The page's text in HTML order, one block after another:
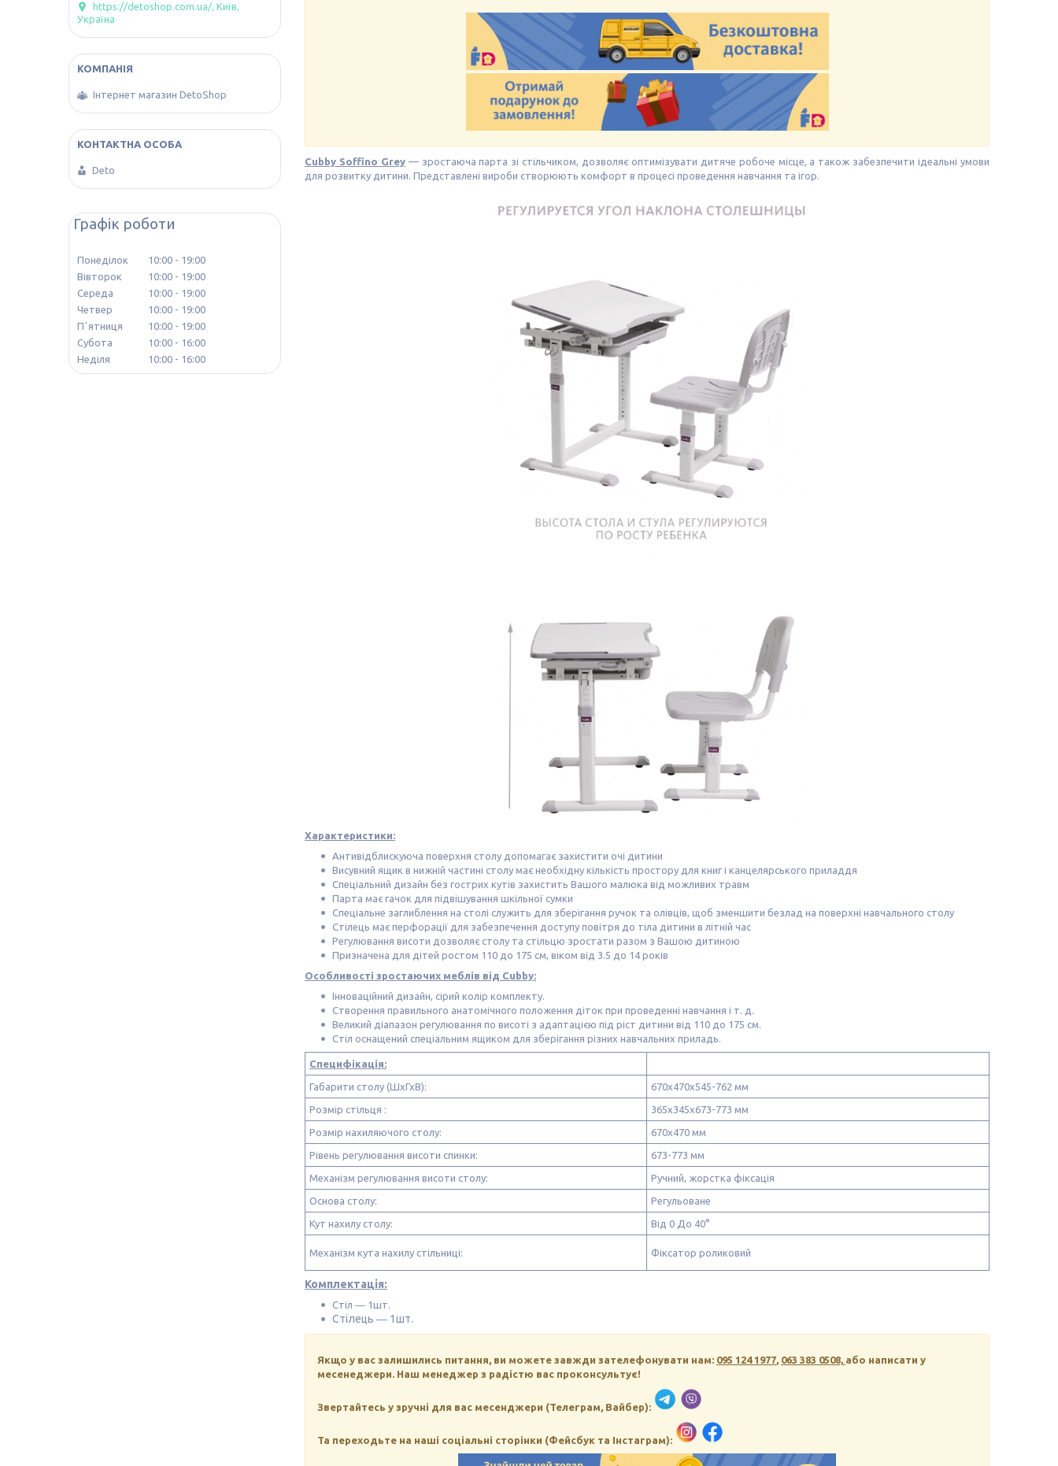
Cubby Soffino Grey— зростаюча парта зі стільчиком, дозволяє оптимізувати дитяче робоче місце, а також забезпечити ідеальні умови
для розвитку дитини. Представлені вироби створюють комфорт в процесі проведення навчання та ігор.
Характеристики:
Антивідблискуюча поверхня столу допомагає захистити очі дитини
Висувний ящик в нижній частині столу має необхідну кількість простору для книг і канцелярського приладдя
Спеціальний дизайн без гострих кутів захистить Вашого малюка від можливих травм
Парта має гачок для підвішування шкільної сумки
Спеціальне заглиблення на столі служить для зберігання ручок та олівців, щоб зменшити безлад на поверхні навчального столу
Стілець має перфорації для забезпечення доступу повітря до тіла дитини в літній час
Регулювання висоти дозволяє столу та стільцю зростати разом з Вашою дитиною
Призначена для дітей ростом 110 до 175 см, віком від 3.5 до 14 років
Особливості зростаючих меблів від Cubby:
Інноваційний дизайн, сірий колір комплекту.
Створення правильного анатомічного положення діток при проведенні навчання і т. д.
Великий діапазон регулювання по висоті з адаптацією під ріст дитини від 110 до 175 см.
Стіл оснащений спеціальним ящиком для зберігання різних навчальних приладь.
Специфікація:
Габарити столу (ШхГхВ): 670x470x545-762 мм
Розмір стільця : 365x345x673-773 мм
Розмір нахиляючого столу: 670x470 мм
Рівень регулювання висоти спинки: 673-773 мм
Механізм регулювання висоти столу: Ручний, жорстка фіксація
Основа столу: Регульоване
Кут нахилу столу: Від 0 До 40°
Механізм кута нахилу стільниці: Фіксатор роликовий
Комплектація:
Стіл ― 1шт.
Стілець ― 1шт.
Якщо у вас залишились питання, ви можете завжди зателефонувати нам: 095 124 1977 063 383 0508, або написати у
месенеджери. Наш менеджер з радістю вас проконсультує!
Звертайтесь у зручні для вас месенджери (Телеграм, Вайбер):
Та переходьте на наші соціальні сторінки (Фейсбук та Інстаграм):
https://detoshop.com.ua/, Київ,
Україна
Інтернет магазин DetoShop
Deto
Графік роботи
Понеділок 10:00
19:00
Вівторок
10:00
19:00
Середа
10:00
19:00
Четвер
10:00
19:00
Пʼятниця
10:00
19:00
Субота
10:00
16:00
Неділя
10:00 16:00